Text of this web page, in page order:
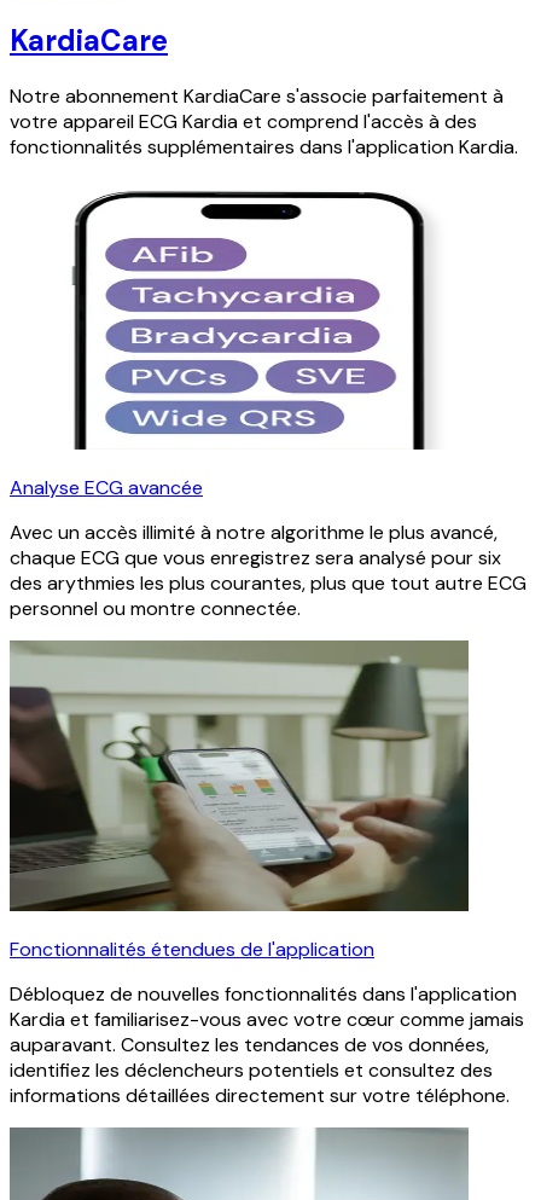
KardiaCare
Notre abonnement KardiaCare s'associe parfaitement à
votre appareil ECG Kardia et comprend l'accès à des
fonctionnalités supplémentaires dans l'application Kardia.
Analyse ECG avancée
Avec un accès illimité à notre algorithme le plus avancé,
chaque ECG que vous enregistrez sera analysé pour six
des arythmies les plus courantes, plus que tout autre ECG
personnel ou montre connectée.
Fonctionnalités étendues de l'application
Débloquez de nouvelles fonctionnalités dans l'application
Kardia et familiarisez-vous avec votre cœur comme jamais
auparavant. Consultez les tendances de vos données,
identifiez les déclencheurs potentiels et consultez des
informations détaillées directement sur votre téléphone.